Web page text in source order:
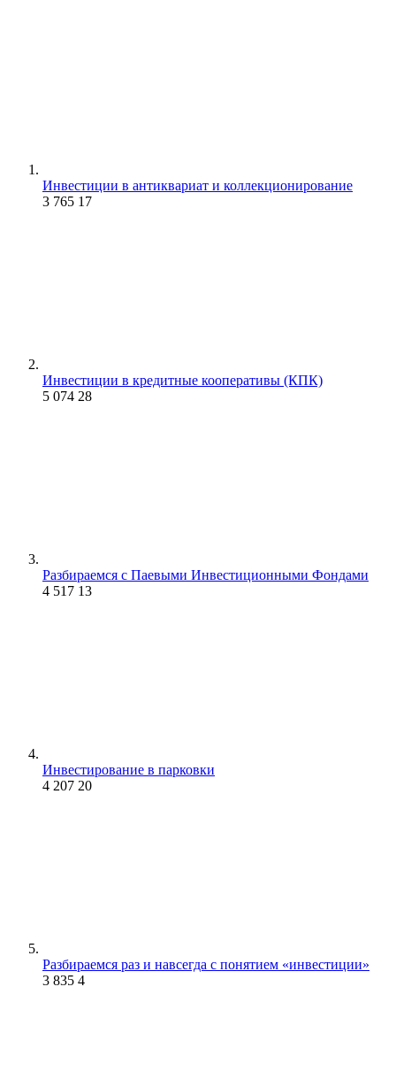
Инвестиции в антиквариат и коллекционирование
3 765 17
Инвестиции в кредитные кооперативы (КПК)
5 074 28
Разбираемся с Паевыми Инвестиционными Фондами
4 517 13
Инвестирование в парковки
4 207 20
Разбираемся раз и навсегда с понятием «инвестиции»
3 835 4